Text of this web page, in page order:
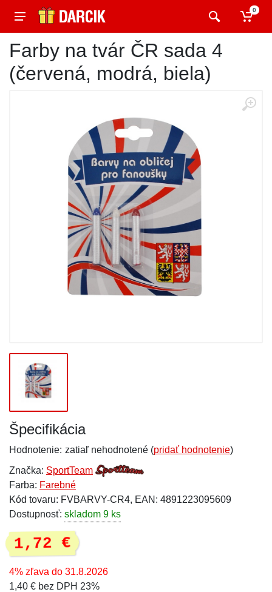
0
Farby na tvár ČR sada 4
(červená, modrá, biela)
Špecifikácia
Hodnotenie: zatiaľ nehodnotené (pridať hodnotenie)
Značka: SportTeam
Farba: Farebné
Kód tovaru: FVBARVY-CR4, EAN: 4891223095609
Dostupnosť: skladom 9 ks
1,72 €
4% zľava do 31.8.2026
1,40 € bez DPH 23%